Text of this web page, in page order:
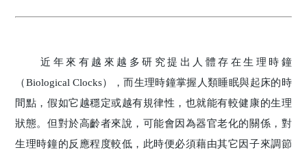
近年來有越來越多研究提出人體存在生理時鐘
（Biological Clocks），而生理時鐘掌握人類睡眠與起床的時
間點，假如它越穩定或越有規律性，也就能有較健康的生理
狀態。但對於高齡者來說，可能會因為器官老化的關係，對
生理時鐘的反應程度較低，此時便必須藉由其它因子來調節